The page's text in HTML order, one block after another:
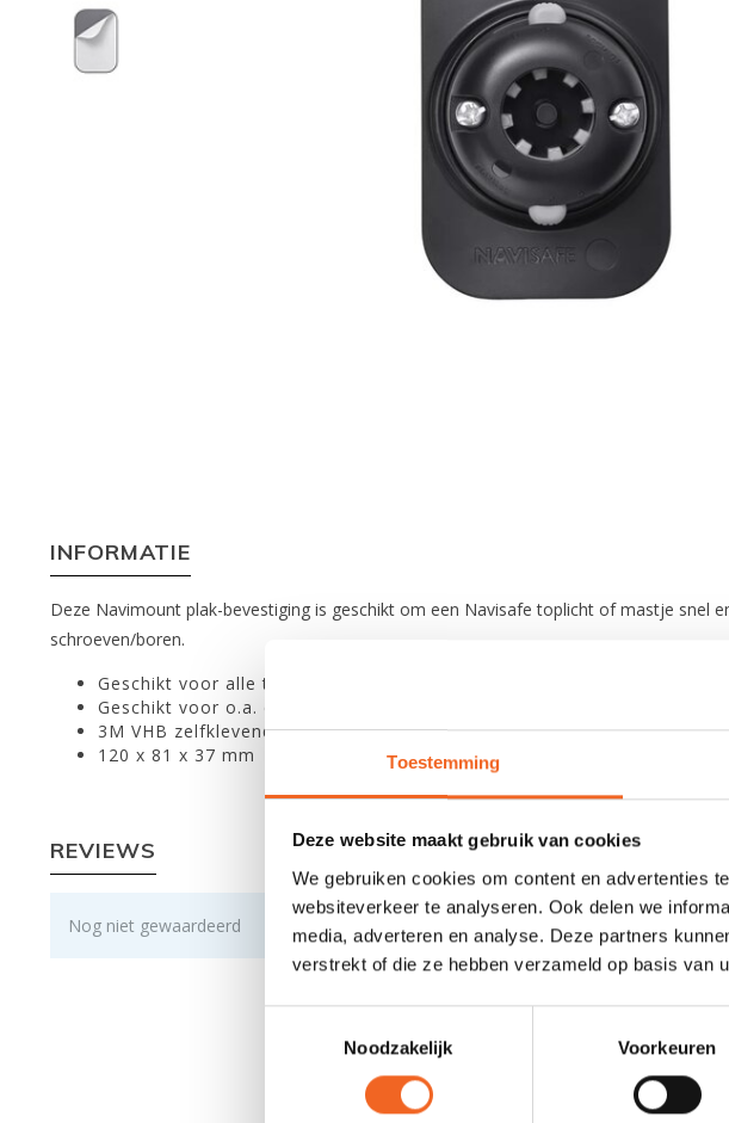
Toestemming
Deze website maakt gebruik van cookies
We gebruiken cookies om content en advertenties
websiteverkeer te analyseren. Ook delen we
media, adverteren en analyse. Deze partners
verstrekt of die ze hebben verzameld op basis van
Noodzakelijk
Voorkeuren
INFORMATIE
Deze Navimount plak-bevestiging is geschikt om een Navisafe toplicht of mastje
schroeven/boren.
Geschikt voor alle typen Navimount masten
Geschikt voor o.a. composiet, polyethyleen, pvc en hypalon
3M VHB zelfklevende patch
120 x 81 x 37 mm
REVIEWS
Nog niet gewaardeerd
JE